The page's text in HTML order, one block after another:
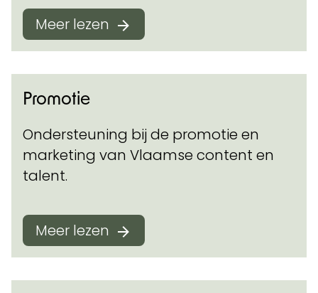
Meer lezen
Promotie
Ondersteuning bij de promotie en
marketing van Vlaamse content en
talent.
Meer lezen